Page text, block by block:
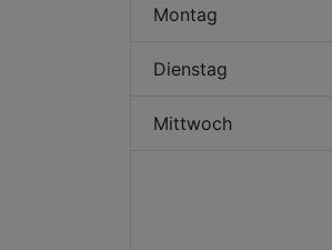
Montag
Dienstag
Mittwoch